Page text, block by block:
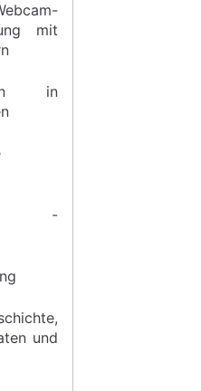
mit
in
-
und